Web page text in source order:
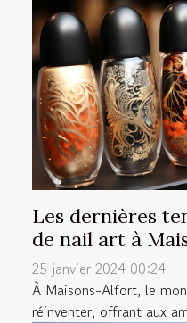
Les dernières
de nail art à
25 janvier 2024 00:24
À Maisons-Alfort, le
réinventer, offrant aux